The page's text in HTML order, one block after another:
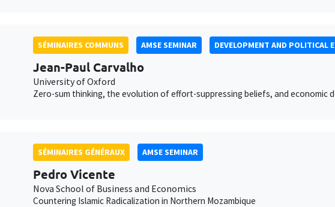
SÉMINAIRES COMMUNS AMSE SEMINAR DEVELOPMENT AND POLITICAL
Jean-Paul Carvalho
University of Oxford
Zero-sum thinking, the evolution of effort-suppressing beliefs, and economic
SÉMINAIRES GÉNÉRAUX AMSE SEMINAR
Pedro Vicente
Nova School of Business and Economics
Countering Islamic Radicalization in Northern Mozambique